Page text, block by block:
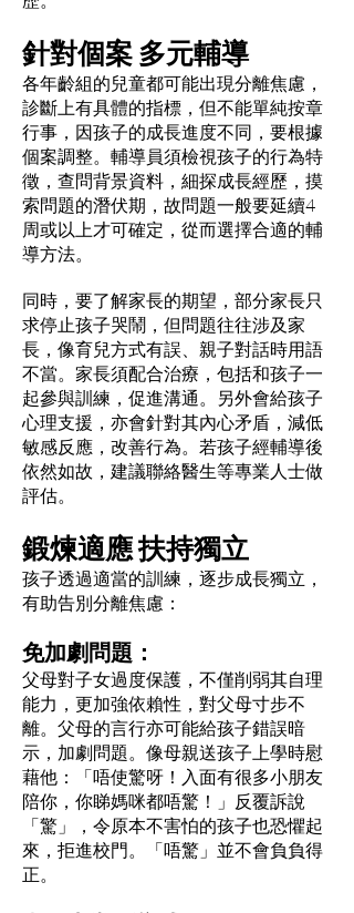
針對個案 多元輔導
各年齡組的兒童都可能出現分離焦慮，
診斷上有具體的指標，但不能單純按章
行事，因孩子的成長進度不同，要根據
個案調整。輔導員須檢視孩子的行為特
徵，查問背景資料，細探成長經歷，摸
索問題的潛伏期，故問題一般要延續4
周或以上才可確定，從而選擇合適的輔
導方法。
同時，要了解家長的期望，部分家長只
求停止孩子哭鬧，但問題往往涉及家
長，像育兒方式有誤、親子對話時用語
不當。家長須配合治療，包括和孩子一
起參與訓練，促進溝通。另外會給孩子
心理支援，亦會針對其內心矛盾，減低
敏感反應，改善行為。若孩子經輔導後
依然如故，建議聯絡醫生等專業人士做
評估。
鍛煉適應 扶持獨立
孩子透過適當的訓練，逐步成長獨立，
有助告別分離焦慮：
免加劇問題：
父母對子女過度保護，不僅削弱其自理
能力，更加強依賴性，對父母寸步不
離。父母的言行亦可能給孩子錯誤暗
示，加劇問題。像母親送孩子上學時慰
藉他：「唔使驚呀！入面有很多小朋友
陪你，你睇媽咪都唔驚！」反覆訴說
「驚」，令原本不害怕的孩子也恐懼起
來，拒進校門。「唔驚」並不會負負得
正。